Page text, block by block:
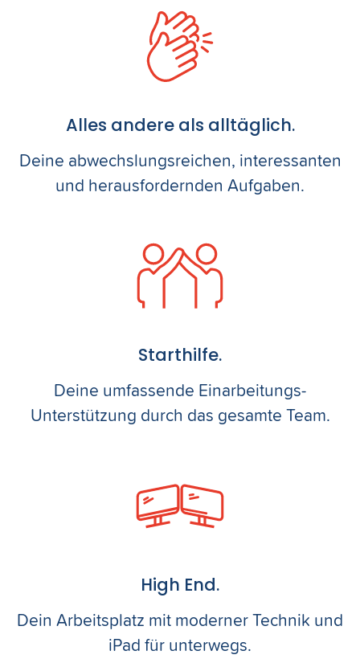
Alles andere als alltäglich.
Deine abwechslungsreichen, interessanten
und herausfordernden Aufgaben.
Starthilfe.
Deine umfassende Einarbeitungs-
Unterstützung durch das gesamte Team.
High End.
Dein Arbeitsplatz mit moderner Technik und
iPad für unterwegs.